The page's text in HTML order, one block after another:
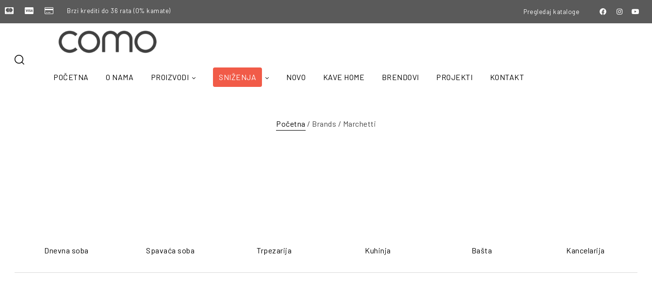
Brzi krediti do 36 rata (0% kamate) Pregledaj kataloge
POČETNA O NAMA PROIZVODI SNIŽENJA NOVO KAVE HOME BRENDOVI PROJEKTI KONTAKT
Početna / Brands / Marchetti
Dnevna soba Spavaća soba Trpezarija Kuhinja Bašta Kancelarija